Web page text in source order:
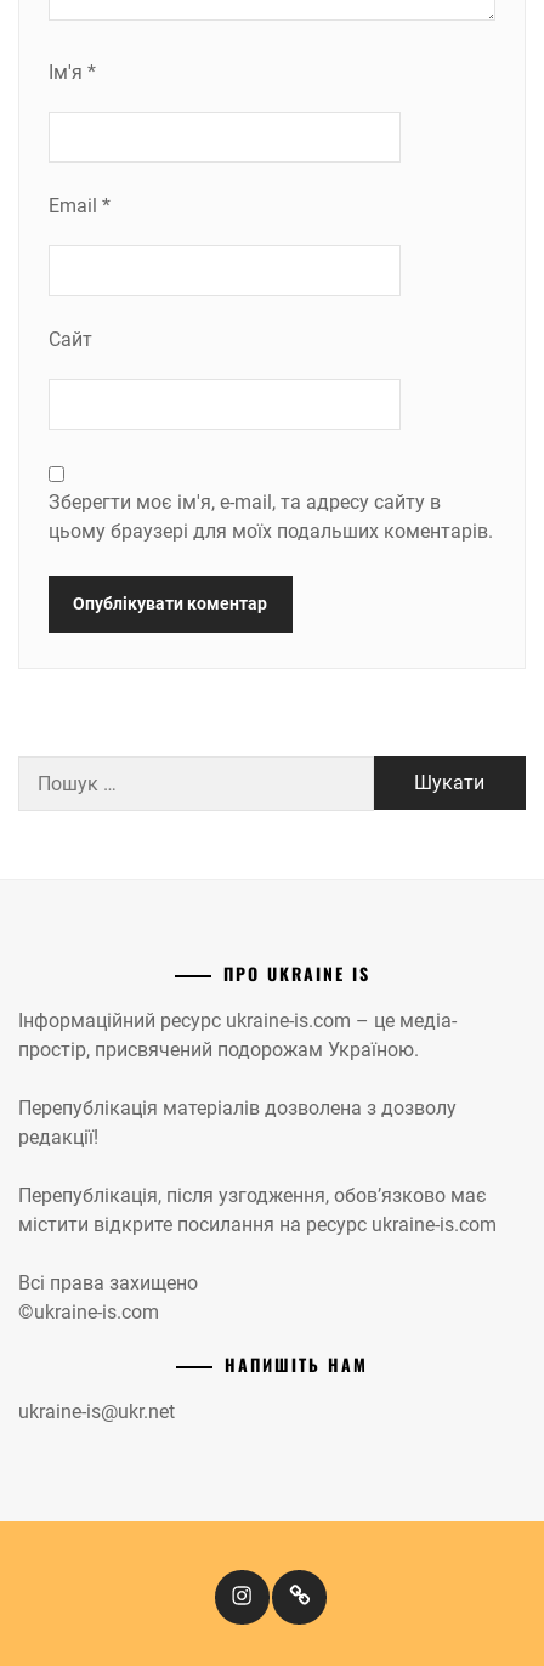
Ім'я *
Email *
Сайт
Зберегти моє ім'я, e-mail, та адресу сайту в
цьому браузері для моїх подальших коментарів.
ПРО UKRAINE IS
Інформаційний ресурс ukraine-is.com – це медіа-
простір, присвячений подорожам Україною.
Перепублікація матеріалів дозволена з дозволу
редакції!
Перепублікація, після узгодження, обов’язково має
містити відкрите посилання на ресурс ukraine-is.com
Всі права захищено
©ukraine-is.com
НАПИШІТЬ НАМ
ukraine-is@ukr.net
InstagramКіномандри